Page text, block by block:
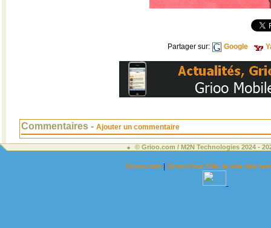
Partager sur: Google
Commentaires - Ajouter un commentaire
© Grioo.com / M2N Technologies 2024 -
Grioo.com |Grioo Pour Elle, le site des